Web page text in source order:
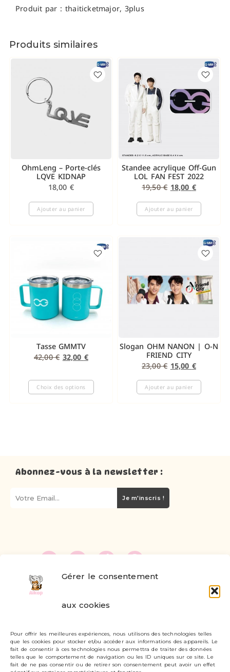
Gérer le consentement
aux cookies
Pour offrir les meilleures expériences, nous utilisons des technologies telles
que les cookies pour stocker et/ou accéder aux informations des appareils. Le
fait de consentir à ces technologies nous permettra de traiter des données
telles que le comportement de navigation ou les ID uniques sur ce site. Le
fait de ne pas consentir ou de retirer son consentement peut avoir un effet
Produit par : thaiticketmajor, 3plus
Produits similaires
OhmLeng – Porte-clés
LQVE KIDNAP
18,00 €
Ajouter au panier
Standee acrylique Off-Gun
LOL FAN FEST 2022
19,50€ 18,00 €
Ajouter au panier
Tasse GMMTV
42,00€ 32,00 €
Choix des options
Slogan OHM NANON | O-N
FRIEND CITY
23,00€ 15,00 €
Ajouter au panier
Abonnez-vous à la newsletter :
Je m'inscris !
Livraisons et retours
Mon compte